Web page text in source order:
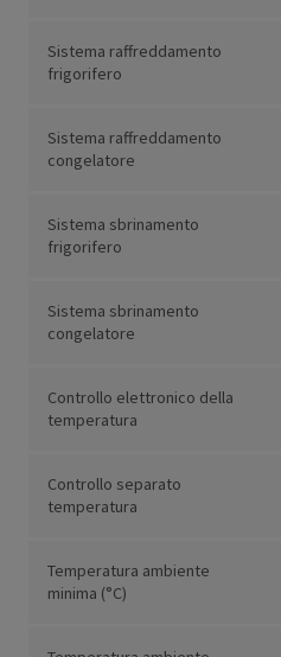
Sistema raffreddamento
frigorifero
Sistema raffreddamento
congelatore
Sistema sbrinamento
frigorifero
Sistema sbrinamento
congelatore
Controllo elettronico della
temperatura
Controllo separato
temperatura
Temperatura ambiente
minima (°C)